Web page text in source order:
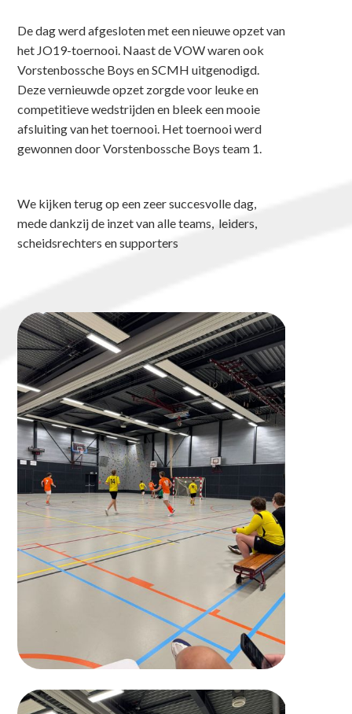
De dag werd afgesloten met een nieuwe opzet van
het JO19-toernooi. Naast de VOW waren ook
Vorstenbossche Boys en SCMH uitgenodigd.
Deze vernieuwde opzet zorgde voor leuke en
competitieve wedstrijden en bleek een mooie
afsluiting van het toernooi. Het toernooi werd
gewonnen door Vorstenbossche Boys team 1.
We kijken terug op een zeer succesvolle dag,
mede dankzij de inzet van alle teams, leiders,
scheidsrechters en supporters